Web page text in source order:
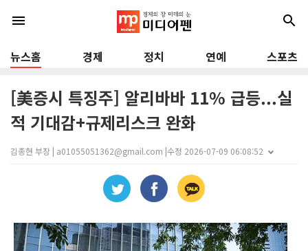
menu search
뉴스홈 경제 정치 연예 스포츠
[美증시 특징주] 알리바바 11% 급등...실
적 기대감+규제리스크 완화
김종현 부장 | a01055051362@gmail.com |수정 2026-07-09 06:08:52